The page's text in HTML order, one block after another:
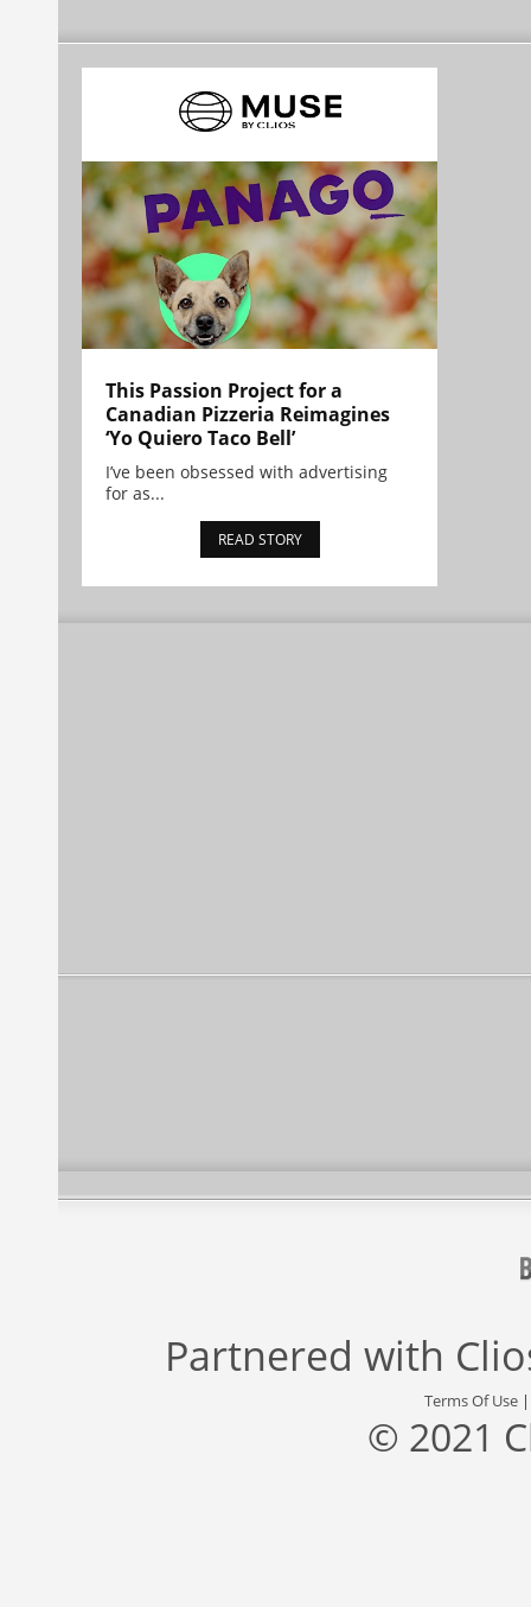
This Passion Project for a
Canadian Pizzeria Reimagines
‘Yo Quiero Taco Bell’
I’ve been obsessed with advertising
for as...
READ STORY
Partnered with
Terms Of Use
© 2021